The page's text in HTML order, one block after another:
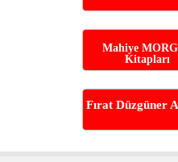
Mahiye
Kitapları
Fırat Düzgüner